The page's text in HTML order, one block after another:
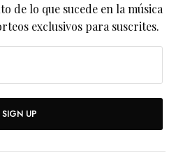
de lo que sucede en la música
exclusivos para suscrites.
SIGN UP